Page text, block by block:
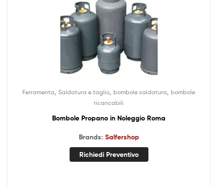
Ferramenta Saldatura e taglio bombole saldatura bombole
ricaricabili
Bombole Propano in Noleggio Roma
Brands: Salfershop
Richiedi Preventivo